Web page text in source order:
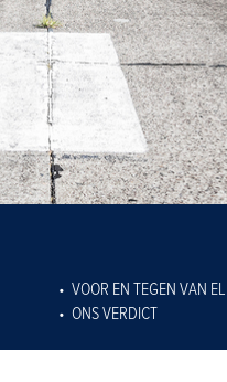
VOOR EN TEGEN VAN
ONS VERDICT